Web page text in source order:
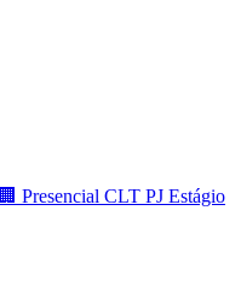
🏢 Presencial CLT PJ Estágio